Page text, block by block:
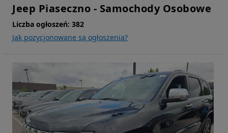
Jeep Piaseczno - Samochody Osobowe
Liczba ogłoszeń: 382
Jak pozycjonowane są ogłoszenia?